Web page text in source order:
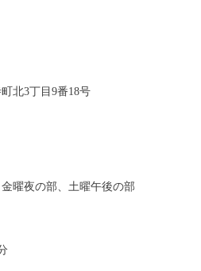
北3丁目9番18号
曜夜の部、土曜午後の部